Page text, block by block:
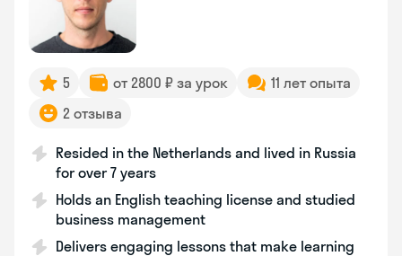
5 от 2800 ₽ за урок
11 лет опыта
2 отзыва
Resided in the Netherlands and lived in Russia
for over 7 years
Holds an English teaching license and studied
business management
Delivers engaging lessons that make learning